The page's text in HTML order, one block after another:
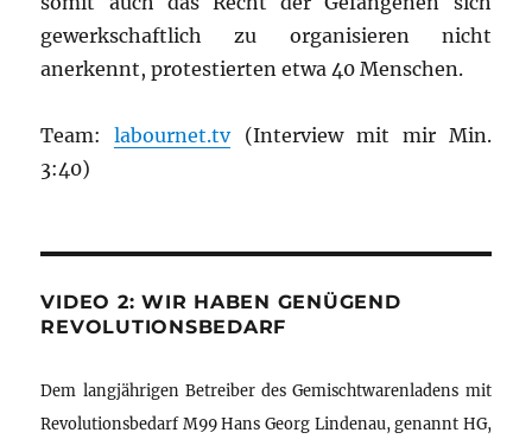
gewerkschaftlich zu organisieren nicht
anerkennt, protestierten etwa 40 Menschen.
Team:labournet.tv(Interview mit mir Min.
3:40)
VIDEO 2: WIR HABEN GENÜGEND
REVOLUTIONSBEDARF
Dem langjährigen Betreiber des Gemischtwarenladens mit
Revolutionsbedarf M99 Hans Georg Lindenau, genannt HG,